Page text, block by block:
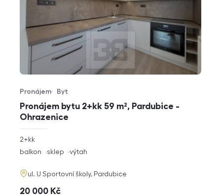
Pronájem bytu 2+kk 59 m², Pardubice -
Ohrazenice
Typ nabídky
Pronájem
Typ nemovitosti
Byt
rozměry
dispozice
2+kk
funkce
balkon sklep výtah
adresa
ul. U Sportovní školy, Pardubice
cena
20 000 Kč